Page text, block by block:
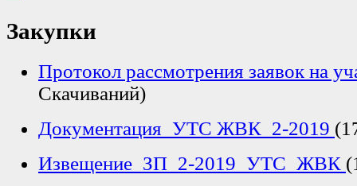
Закупки
Протокол рассмотрения заявок на
Скачиваний)
Документация_УТС ЖВК_2-2019
Извещение_ЗП_2-2019_УТС_ЖВК